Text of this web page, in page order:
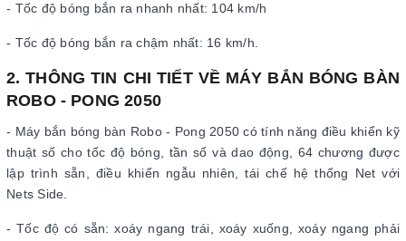
- Tốc độ bóng bắn ra nhanh nhất: 104 km/h
- Tốc độ bóng bắn ra chậm nhất: 16 km/h.
2. THÔNG TIN CHI TIẾT VỀ MÁY BẮN BÓNG BÀN
ROBO - PONG 2050
- Máy bắn bóng bàn Robo - Pong 2050 có tính năng điều khiển kỹ
thuật số cho tốc độ bóng, tần số và dao động, 64 chương được
lập trình sẵn, điều khiển ngẫu nhiên, tái chế hệ thống Net với
Nets Side.
- Tốc độ có sẵn: xoáy ngang trái, xoáy xuống, xoáy ngang phải